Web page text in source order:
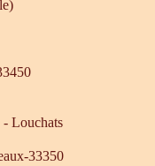
- Louchats
33350